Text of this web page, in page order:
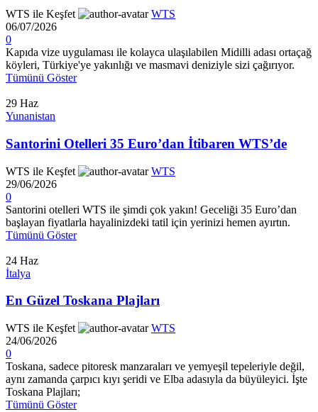
WTS ile Keşfet
WTS
06/07/2026
0
Kapıda vize uygulaması ile kolayca ulaşılabilen Midilli adası ortaçağ
köyleri, Türkiye'ye yakınlığı ve masmavi deniziyle sizi çağırıyor.
Tümünü Göster
29 Haz
Yunanistan
Santorini Otelleri 35 Euro’dan İtibaren WTS’de
WTS ile Keşfet
WTS
29/06/2026
0
Santorini otelleri WTS ile şimdi çok yakın! Geceliği 35 Euro’dan
başlayan fiyatlarla hayalinizdeki tatil için yerinizi hemen ayırtın.
Tümünü Göster
24 Haz
İtalya
En Güzel Toskana Plajları
WTS ile Keşfet
WTS
24/06/2026
0
Toskana, sadece pitoresk manzaraları ve yemyeşil tepeleriyle değil,
aynı zamanda çarpıcı kıyı şeridi ve Elba adasıyla da büyüleyici. İşte
Toskana Plajları;
Tümünü Göster